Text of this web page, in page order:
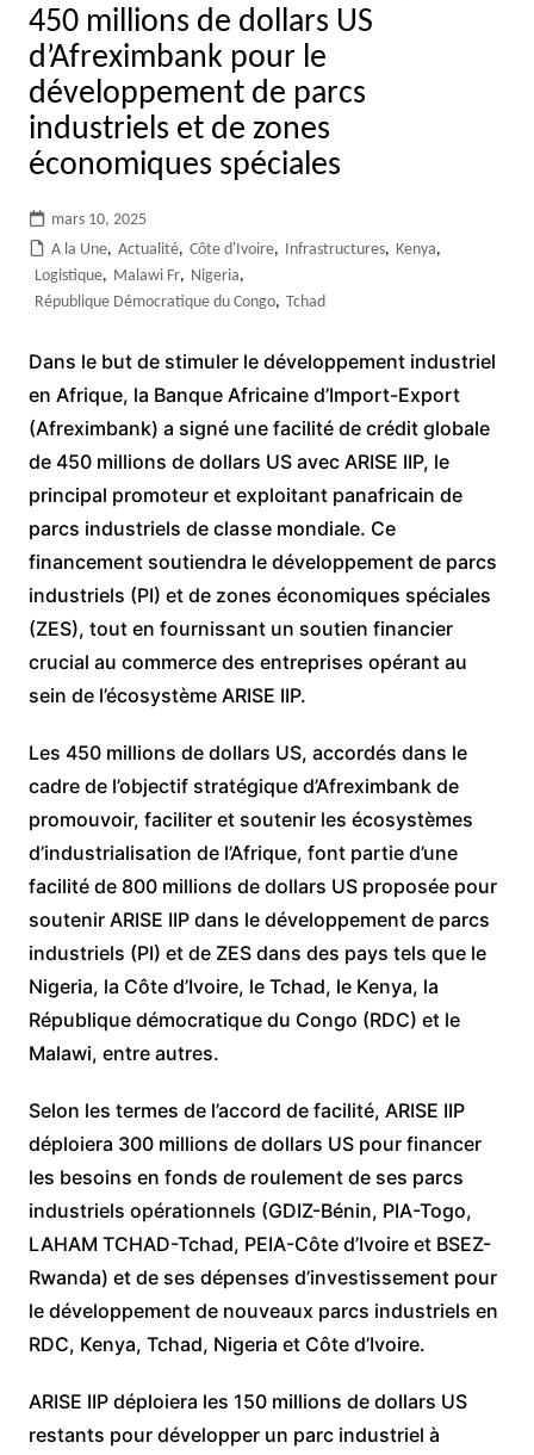
450 millions de dollars US
d’Afreximbank pour le
développement de parcs
industriels et de zones
économiques spéciales
mars 10, 2025
A la Une, Actualité, Côte d'Ivoire, Infrastructures, Kenya,
Logistique, Malawi Fr, Nigeria,
République Démocratique du Congo, Tchad
Dans le but de stimuler le développement industriel
en Afrique, la Banque Africaine d’Import-Export
(Afreximbank) a signé une facilité de crédit globale
de 450 millions de dollars US avec ARISE IIP, le
principal promoteur et exploitant panafricain de
parcs industriels de classe mondiale. Ce
financement soutiendra le développement de parcs
industriels (PI) et de zones économiques spéciales
(ZES), tout en fournissant un soutien financier
crucial au commerce des entreprises opérant au
sein de l’écosystème ARISE IIP.
Les 450 millions de dollars US, accordés dans le
cadre de l’objectif stratégique d’Afreximbank de
promouvoir, faciliter et soutenir les écosystèmes
d’industrialisation de l’Afrique, font partie d’une
facilité de 800 millions de dollars US proposée pour
soutenir ARISE IIP dans le développement de parcs
industriels (PI) et de ZES dans des pays tels que le
Nigeria, la Côte d’Ivoire, le Tchad, le Kenya, la
République démocratique du Congo (RDC) et le
Malawi, entre autres.
Selon les termes de l’accord de facilité, ARISE IIP
déploiera 300 millions de dollars US pour financer
les besoins en fonds de roulement de ses parcs
industriels opérationnels (GDIZ-Bénin, PIA-Togo,
LAHAM TCHAD-Tchad, PEIA-Côte d’Ivoire et BSEZ-
Rwanda) et de ses dépenses d’investissement pour
le développement de nouveaux parcs industriels en
RDC, Kenya, Tchad, Nigeria et Côte d’Ivoire.
ARISE IIP déploiera les 150 millions de dollars US
restants pour développer un parc industriel à